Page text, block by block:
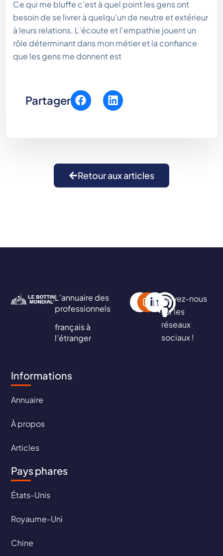
Ce qui me bluffe c’est à quel point les gens ont
besoin de se livrer à quelqu’un de neutre et extérieur
à leurs relations. L’écoute et l’empathie jouent un
rôle déterminant dans mon métier et la confiance
que les gens me donnent est
Partager
Retour aux articles
L’annuaire des
professionnels
français à
l’étranger
Suivez-nous
sur les
réseaux
sociaux !
Informations
Annuaire
À propos
Articles
Pays phares
États-Unis
Royaume-Uni
Chine